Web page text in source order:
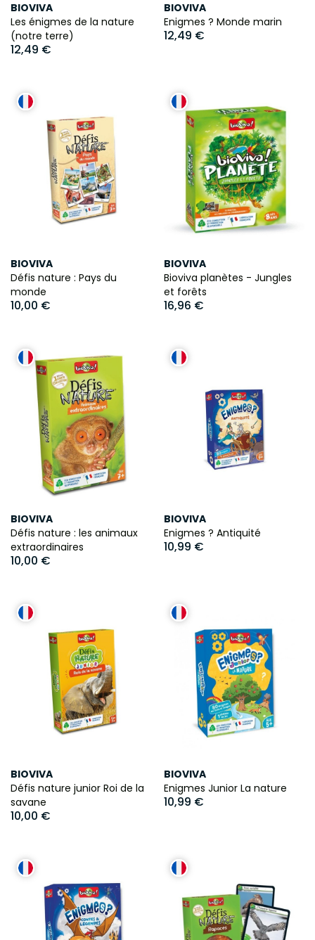
BIOVIVA
Les énigmes de la nature
(notre terre)
12,49 €
BIOVIVA
Enigmes ? Monde marin
12,49 €
BIOVIVA
Défis nature : Pays du
monde
10,00 €
BIOVIVA
Bioviva planètes - Jungles
et forêts
16,96 €
BIOVIVA
Défis nature : les animaux
extraordinaires
10,00 €
BIOVIVA
Enigmes ? Antiquité
10,99 €
BIOVIVA
Défis nature junior Roi de la
savane
10,00 €
BIOVIVA
Enigmes Junior La nature
10,99 €